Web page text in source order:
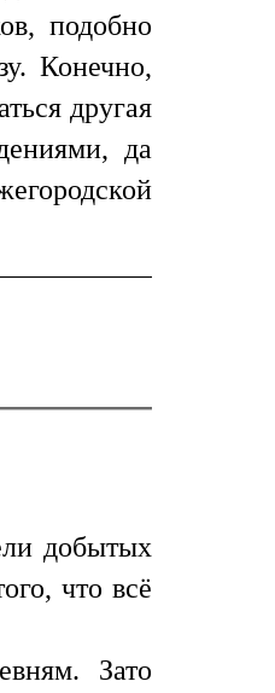
подобно
Конечно,
другая
да
добытых
что всё
Зато